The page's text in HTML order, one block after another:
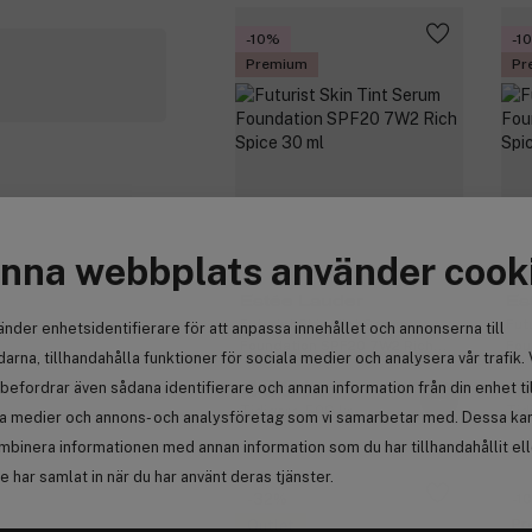
webbplats använder
enhetsidentifierare för att anpassa innehållet och annonserna till
tillhandahålla funktioner för sociala medier och analysera vår trafik.
även sådana identifierare och annan information från din enhet
medier och annons- och analysföretag som vi samarbetar med. Dessa
informationen med annan information som du har tillhandahållit
har samlat in när du har använt deras tjänster.
-10%
Premium
Futurist Skin Tint Serum
Spice 30 ml
458 kr
Tidigare 509 kr
-
Outlet